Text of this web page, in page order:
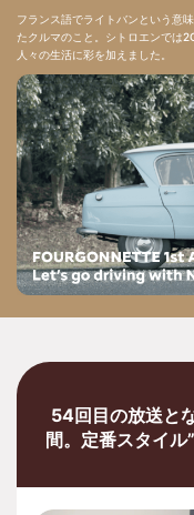
フランス語でライトバンという意
たクルマのこと。シトロエンでは
人々の生活に彩を加えました。
54回目の放送と
間。定番スタイル